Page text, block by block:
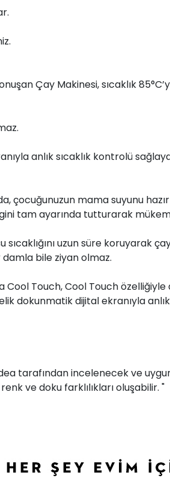
Çay Makinesi, sıcaklık
anlık sıcaklık kontrolü
mama suyunu
tam ayarında tutturarak
uzun süre koruyarak
damla bile ziyan olmaz.
Touch, Cool Touch
dokunmatik dijital ekranıyla
tarafından incelenecek ve
ve doku farklılıkları oluşabilir. "